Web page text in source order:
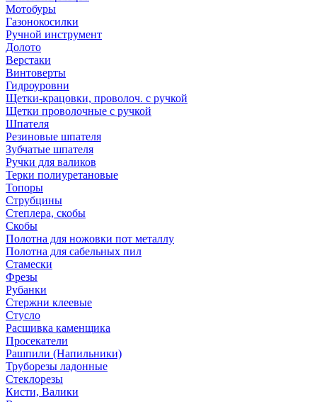
Мотобуры
Газонокосилки
Ручной инструмент
Долото
Верстаки
Винтоверты
Гидроуровни
Щетки-крацовки, проволоч. с ручкой
Щетки проволочные с ручкой
Шпателя
Резиновые шпателя
Зубчатые шпателя
Ручки для валиков
Терки полиуретановые
Топоры
Струбцины
Степлера, скобы
Скобы
Полотна для ножовки пот металлу
Полотна для сабельных пил
Стамески
Фрезы
Рубанки
Стержни клеевые
Стусло
Расшивка каменщика
Просекатели
Рашпили (Напильники)
Труборезы ладонные
Стеклорезы
Кисти, Валики